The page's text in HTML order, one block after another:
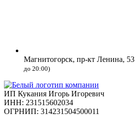
Магнитогорск, пр-кт Ленина, 53
до 20:00)
ИП Кукания Игорь Игоревич
ИНН: 231515602034
ОГРНИП: 314231504500011